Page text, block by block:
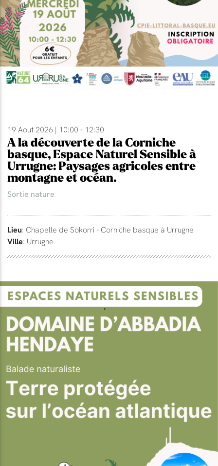
19 Aout 2026 | 10:00 - 12:30
A la découverte de la Corniche
basque, Espace Naturel Sensible à
Urrugne: Paysages agricoles entre
montagne et océan.
Sortie nature
Lieu: Chapelle de Sokorri - Corniche basque à Urrugne
Ville: Urrugne